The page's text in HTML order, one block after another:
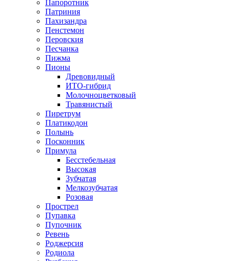
Папоротник
Патриния
Пахизандра
Пенстемон
Перовския
Песчанка
Пижма
Пионы
Древовидный
ИТО-гибрид
Молочноцветковый
Травянистый
Пиретрум
Платикодон
Полынь
Посконник
Примула
Бесстебельная
Высокая
Зубчатая
Мелкозубчатая
Розовая
Прострел
Пупавка
Пупочник
Ревень
Роджерсия
Родиола